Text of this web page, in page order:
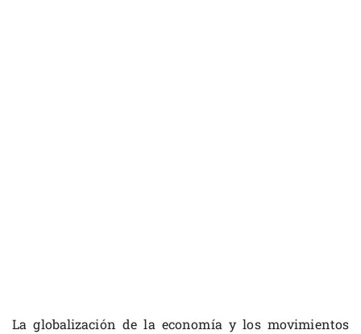
La globalización de la economía y los movimientos